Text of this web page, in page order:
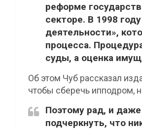
реформе
секторе. В 1998
деятельности»,
процесса.
суды, а оценка
Об этом Чуб рассказал
чтобы сберечь ипподром,
Поэтому рад, и
подчеркнуть, что